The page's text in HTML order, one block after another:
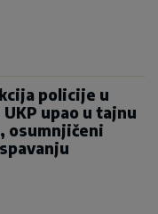
policije u
upao u tajnu
osumnjičeni